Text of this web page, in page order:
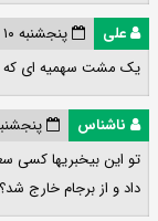
علی
پنجشنبه ۱۰ مهر ۱۴۰۴ ۱۷:۴۴:۳۵
یک مشت سهمیه ای که
ناشناس
پنجشنبه ۱۰ مهر ۱۴۰۴
تو این بیخبریها کسی
داد و از برجام خارج شد؟